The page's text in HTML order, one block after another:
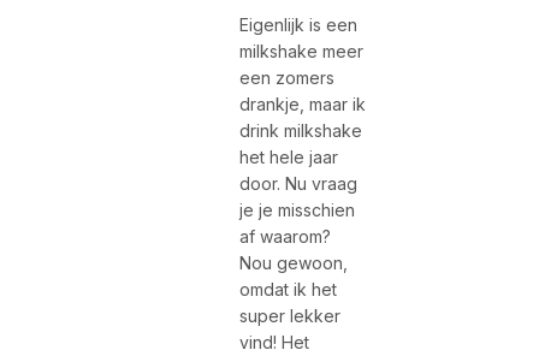
Eigenlijk is een
milkshake meer
een zomers
drankje, maar ik
drink milkshake
het hele jaar
door. Nu vraag
je je misschien
af waarom?
Nou gewoon,
omdat ik het
super lekker
vind! Het